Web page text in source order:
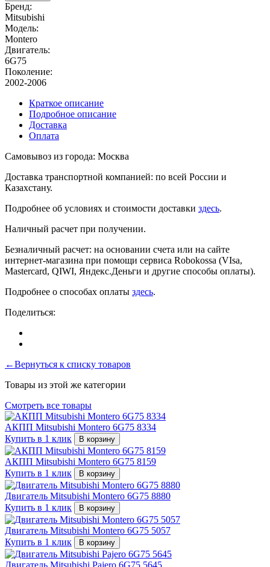
Бренд:
Mitsubishi
Модель:
Montero
Двигатель:
6G75
Поколение:
2002-2006
Краткое описание
Подробное описание
Доставка
Оплата
Самовывоз из города: Москва
Доставка транспортной компанией: по всей России и
Казахстану.
Подробнее об условиях и стоимости доставки здесь.
Наличный расчет при получении.
Безналичный расчет: на основании счета или на сайте
интернет-магазина при помощи сервиса Robokossa (VIsa,
Mastercard, QIWI, Яндекс.Деньги и другие способы оплаты).
Подробнее о способах оплаты здесь.
Поделиться:
←Вернуться к списку товаров
Товары из этой же категории
Смотреть все товары
АКПП Mitsubishi Montero 6G75 8334
Купить в 1 клик
В корзину
АКПП Mitsubishi Montero 6G75 8159
Купить в 1 клик
В корзину
Двигатель Mitsubishi Montero 6G75 8880
Купить в 1 клик
В корзину
Двигатель Mitsubishi Montero 6G75 5057
Купить в 1 клик
В корзину
Двигатель Mitsubishi Pajero 6G75 5645